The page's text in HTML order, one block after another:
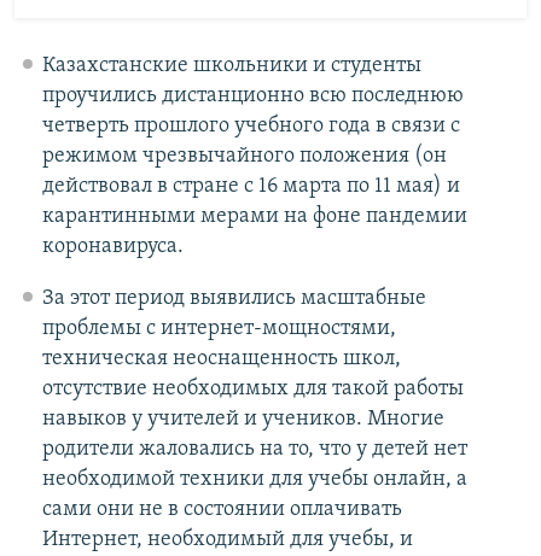
Казахстанские школьники и студенты
проучились дистанционно всю последнюю
четверть прошлого учебного года в связи с
режимом чрезвычайного положения (он
действовал в стране с 16 марта по 11 мая) и
карантинными мерами на фоне пандемии
коронавируса.
За этот период выявились масштабные
проблемы с интернет-мощностями,
техническая неоснащенность школ,
отсутствие необходимых для такой работы
навыков у учителей и учеников. Многие
родители жаловались на то, что у детей нет
необходимой техники для учебы онлайн, а
сами они не в состоянии оплачивать
Интернет, необходимый для учебы, и